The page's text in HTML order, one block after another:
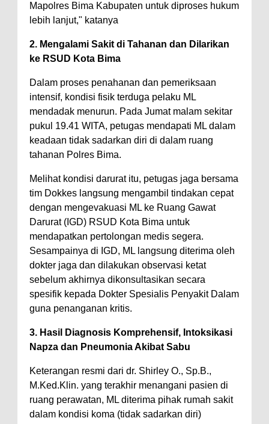
Bima: Jadikan Tugas Sebagai
Landasan Utama
Kapolres Bima Pimpin Kenaikan
Pangkat 42 Personel
Bakti Sosial Bhayangkara Ke-80,
Satsamapta Polres Bima Bantu
Warga Dena Hadapi Krisis Air
Bersih
Polsek Bolo Bongkar Peredaran
Sabu di Tambe, 2 Pria
Diamankan Bersama 23 Poket
Sabu Siap Edar
SIGAPUAN dan Ikhtiar Kota Bima
Menjemput Korban Kekerasan
Mapolres Bima Kabupaten untuk diproses hukum
lebih lanjut," katanya
2. Mengalami Sakit di Tahanan dan Dilarikan
ke RSUD Kota Bima
Dalam proses penahanan dan pemeriksaan
intensif, kondisi fisik terduga pelaku ML
mendadak menurun. Pada Jumat malam sekitar
pukul 19.41 WITA, petugas mendapati ML dalam
keadaan tidak sadarkan diri di dalam ruang
tahanan Polres Bima.
Melihat kondisi darurat itu, petugas jaga bersama
tim Dokkes langsung mengambil tindakan cepat
dengan mengevakuasi ML ke Ruang Gawat
Darurat (IGD) RSUD Kota Bima untuk
mendapatkan pertolongan medis segera.
Sesampainya di IGD, ML langsung diterima oleh
dokter jaga dan dilakukan observasi ketat
sebelum akhirnya dikonsultasikan secara
spesifik kepada Dokter Spesialis Penyakit Dalam
guna penanganan kritis.
3. Hasil Diagnosis Komprehensif, Intoksikasi
Napza dan Pneumonia Akibat Sabu
Keterangan resmi dari dr. Shirley O., Sp.B.,
M.Ked.Klin. yang terakhir menangani pasien di
ruang perawatan, ML diterima pihak rumah sakit
dalam kondisi koma (tidak sadarkan diri)